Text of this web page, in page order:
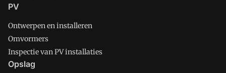
PV
Ontwerpen en installeren
Omvormers
Inspectie van PV installaties
Opslag